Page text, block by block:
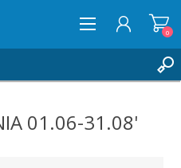
0
01.06-31.08'